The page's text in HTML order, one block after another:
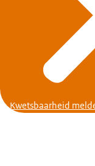
Kwetsbaarheid